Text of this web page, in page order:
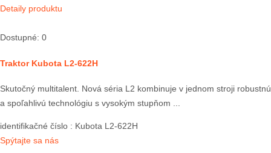
Detaily produktu
Dostupné: 0
Traktor Kubota L2-622H
Skutočný multitalent. Nová séria L2 kombinuje v jednom stroji robustnú
a spoľahlivú technológiu s vysokým stupňom ...
identifikačné číslo : Kubota L2-622H
Spýtajte sa nás